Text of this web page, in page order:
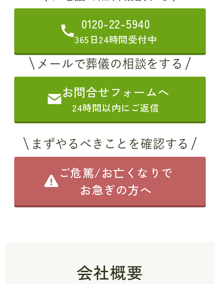
0120-22-5940
365日24時間受付中
メールで葬儀の相談をする
お問合せフォームへ
24時間以内にご返信
まずやるべきことを確認する
ご危篤/お亡くなりで
お急ぎの方へ
会社概要